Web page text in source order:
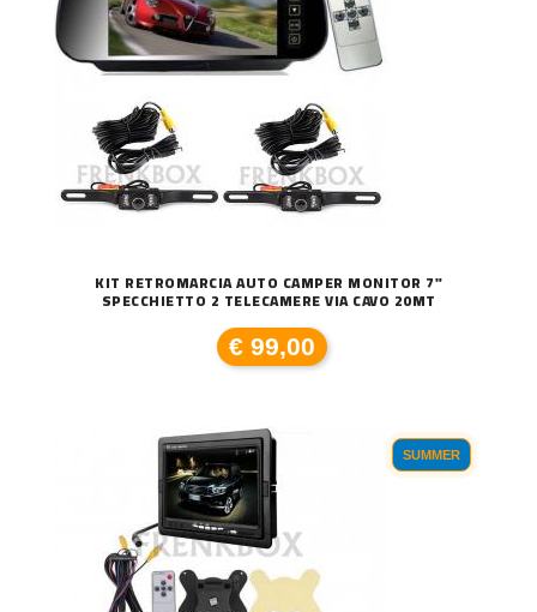
KIT RETROMARCIA AUTO CAMPER MONITOR 7"
SPECCHIETTO 2 TELECAMERE VIA CAVO 20MT
€ 99,00
SUMMER